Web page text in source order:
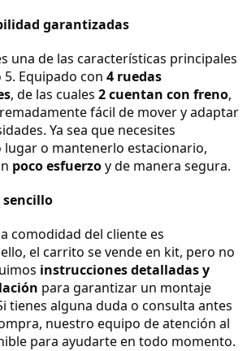
garantizadas
una de las características principales
Equipado con 4 ruedas
, de las cuales 2 cuentan con freno,
fácil de mover y adaptar
Ya sea que necesites
o mantenerlo estacionario,
poco esfuerzo y de manera segura.
comodidad del cliente es
el carrito se vende en kit, pero no
instrucciones detalladas y
para garantizar un montaje
tienes alguna duda o consulta antes
nuestro equipo de atención al
para ayudarte en todo momento.